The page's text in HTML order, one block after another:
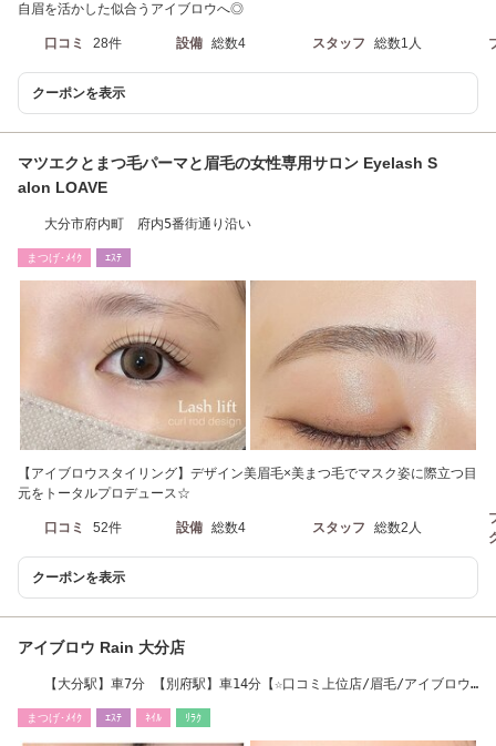
自眉を活かした似合うアイブロウへ◎
口コミ 28件 設備 総数4 スタッフ 総数1人
クーポンを表示
マツエクとまつ毛パーマと眉毛の女性専用サロン Eyelash S
alon LOAVE
大分市府内町 府内5番街通り沿い
まつげ･ﾒｲｸ ｴｽﾃ
【アイブロウスタイリング】デザイン美眉毛×美まつ毛でマスク姿に際立つ目
元をトータルプロデュース☆
口コミ 52件 設備 総数4 スタッフ 総数2人
クーポンを表示
アイブロウ Rain 大分店
【大分駅】車7分 【別府駅】車14分【☆口コミ上位店/眉毛/アイブロウ/
まつげ･ﾒｲｸ ｴｽﾃ ﾈｲﾙ ﾘﾗｸ